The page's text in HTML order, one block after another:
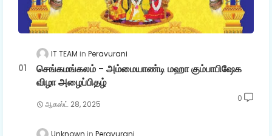
IT TEAM Peravurani
செங்கமங்கலம் - அம்மையாண்டி மஹா கும்பாபிஷேக
விழா அழைப்பிதழ்
ஆகஸ்ட் 28, 2025
0
Unknown Peravurani